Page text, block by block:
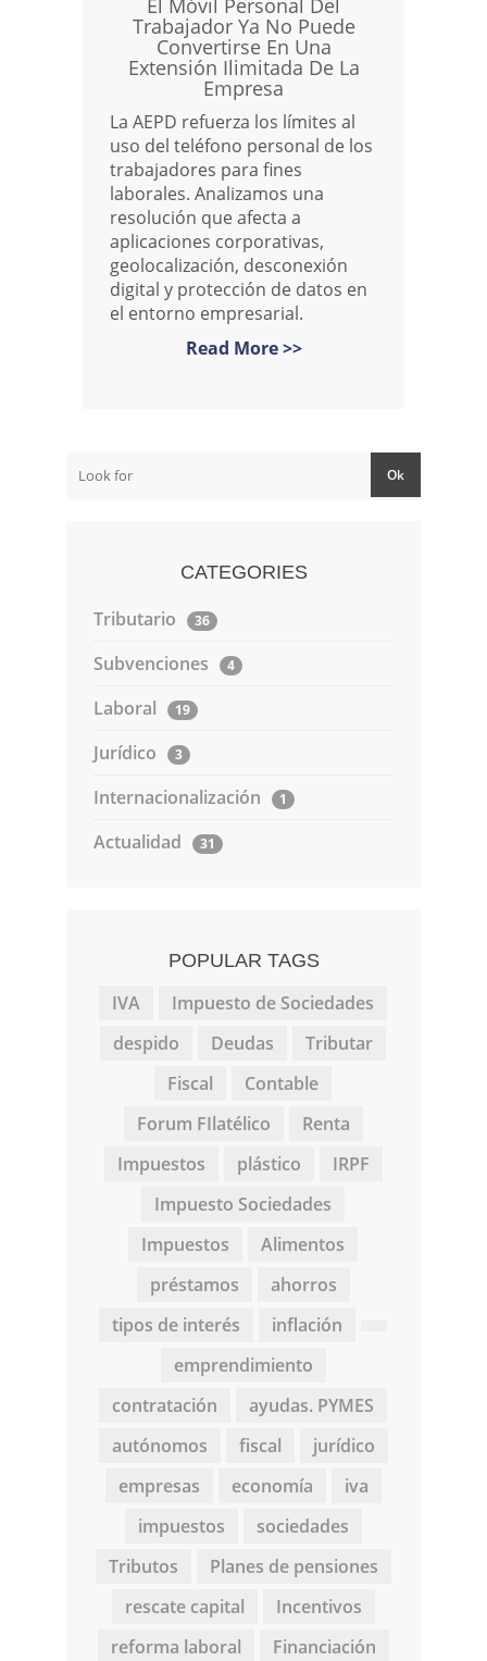
El Móvil Personal Del
Trabajador Ya No Puede
Convertirse En Una
Extensión Ilimitada De La
Empresa
La AEPD refuerza los límites al
uso del teléfono personal de los
trabajadores para fines
laborales. Analizamos una
resolución que afecta a
aplicaciones corporativas,
geolocalización, desconexión
digital y protección de datos en
el entorno empresarial.
Read More >>
CATEGORIES
Tributario 36
Subvenciones 4
Laboral 19
Jurídico 3
Internacionalización 1
Actualidad 31
POPULAR TAGS
IVA
Impuesto de Sociedades
despido
Deudas
Tributar
Fiscal
Contable
Forum FIlatélico
Renta
Impuestos
plástico
IRPF
Impuesto Sociedades
Impuestos
Alimentos
préstamos
ahorros
tipos de interés
inflación
emprendimiento
contratación
ayudas. PYMES
autónomos
fiscal
jurídico
empresas
economía
iva
impuestos
sociedades
Tributos
Planes de pensiones
rescate capital
Incentivos
reforma laboral
Financiación